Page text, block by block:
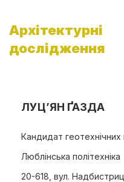
Архітектурні
дослідження
ЛУЦ’ЯН ҐАЗДА
Кандидат
Люблінська політехніка
20-618, вул.